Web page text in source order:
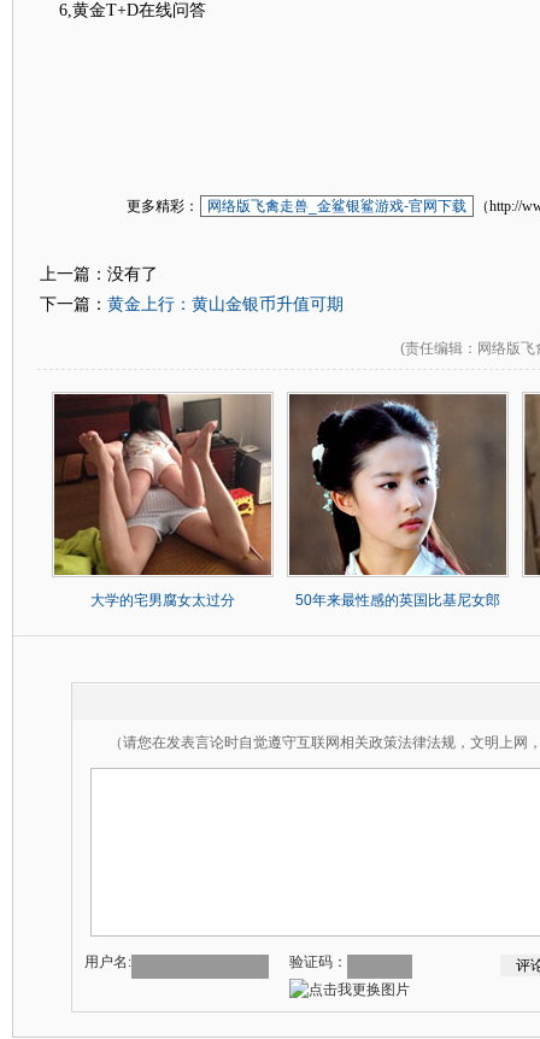
6,黄金T+D在线问答
更多精彩： 网络版飞禽走兽_金鲨银鲨游戏-官网下载 （http://
上一篇：没有了
下一篇： 黄金上行：黄山金银币升值可期
(责任编辑 ：网络版
大学的宅男腐女太过分 50年来最性感的英国比基尼女郎
（请您在发表言论时自觉遵守互联网相关政策法律法规，文明上网
用户名: 验证码：